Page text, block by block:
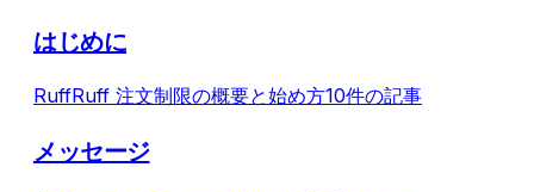
はじめに
RuffRuff 注文制限の概要と始め方10件の記事
メッセージ